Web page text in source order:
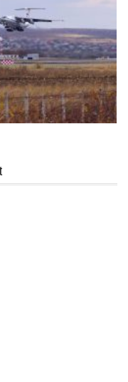
An12, UR-CGV